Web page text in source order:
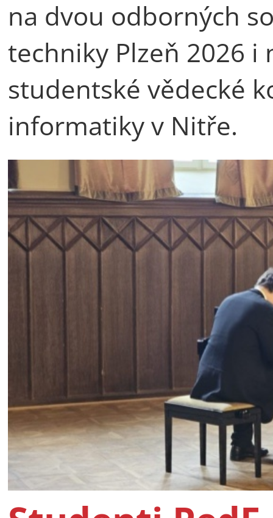
na dvou odborných
techniky Plzeň 2026 i
studentské vědecké
informatiky v Nitře.